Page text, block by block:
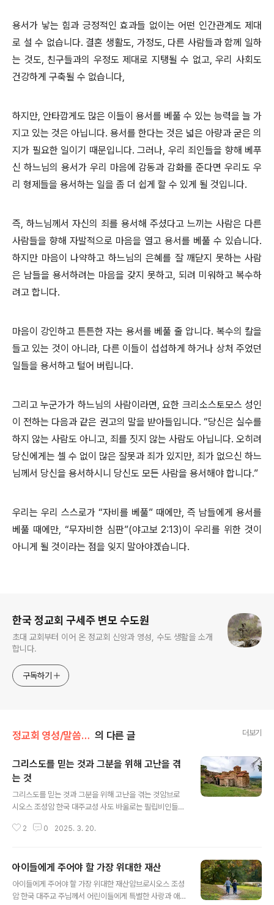
용서가 낳는 힘과 긍정적인 효과들 없이는 어떤 인간관계도 제대
로 설 수 없습니다. 결혼 생활도, 가정도, 다른 사람들과 함께 일하
는 것도, 친구들과의 우정도 제대로 지탱될 수 없고, 우리 사회도
건강하게 구축될 수 없습니다,
하지만, 안타깝게도 많은 이들이 용서를 베풀 수 있는 능력을 늘 가
지고 있는 것은 아닙니다. 용서를 한다는 것은 넓은 아량과 굳은 의
지가 필요한 일이기 때문입니다. 그러나, 우리 죄인들을 향해 베푸
신 하느님의 용서가 우리 마음에 감동과 감화를 준다면 우리도 우
리 형제들을 용서하는 일을 좀 더 쉽게 할 수 있게 될 것입니다.
즉, 하느님께서 자신의 죄를 용서해 주셨다고 느끼는 사람은 다른
사람들을 향해 자발적으로 마음을 열고 용서를 베풀 수 있습니다.
하지만 마음이 나약하고 하느님의 은혜를 잘 깨닫지 못하는 사람
은 남들을 용서하려는 마음을 갖지 못하고, 되려 미워하고 복수하
려고 합니다.
마음이 강인하고 튼튼한 자는 용서를 베풀 줄 압니다. 복수의 칼을
들고 있는 것이 아니라, 다른 이들이 섭섭하게 하거나 상처 주었던
일들을 용서하고 털어 버립니다.
그리고 누군가가 하느님의 사람이라면, 요한 크리소스토모스 성인
이 전하는 다음과 같은 권고의 말을 받아들입니다. “당신은 실수를
하지 않는 사람도 아니고, 죄를 짓지 않는 사람도 아닙니다. 오히려
당신에게는 셀 수 없이 많은 잘못과 죄가 있지만, 죄가 없으신 하느
님께서 당신을 용서하시니 당신도 모든 사람을 용서해야 합니다.”
우리는 우리 스스로가 “자비를 베풀” 때에만, 즉 남들에게 용서를
베풀 때에만, “무자비한 심판”(야고보 2:13)이 우리를 위한 것이
아니게 될 것이라는 점을 잊지 말아야겠습니다.
한국 정교회 구세주 변모 수도원
초대 교회부터 이어 온 정교회 신앙과 영성, 수도 생활을 소개
합니다.
구독하기
정교회 영성/말씀과 함께 의 다른 글 더보기
그리스도를 믿는 것과 그분을 위해 고난을 겪
는 것
그리스도를 믿는 것과 그분을 위해 고난을 겪는 것암브로
시오스 조성암 한국 대주교성 사도 바울로는 필립비인들에
권을, 곧 그리스도를 믿을 뿐만 아니라 그분을 위하여 고난
는 것이고, 둘째는 그리스도를 위해 고난을 받는 것입니다.
물론 우리는 믿음을 그리스도께서 주신 귀한 선물로서 받
아들입니다. 믿음은 모든 사람에게 주어지는 선물이 아니
2 0 2025. 3. 20.
아이들에게 주어야 할 가장 위대한 재산
아이들에게 주어야 할 가장 위대한 재산암브로시오스 조성
암 한국 대주교 주님께서 어린이들에게 특별한 사랑과 애